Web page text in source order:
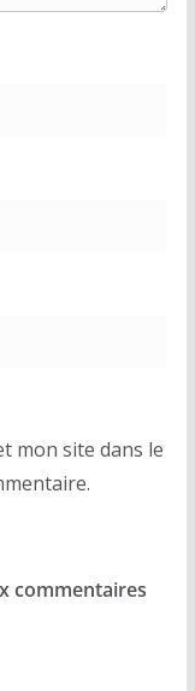
mon site dans le
commentaires